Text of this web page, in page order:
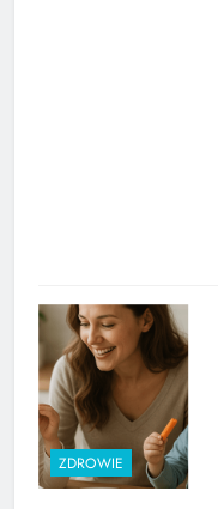
ZDROWIE